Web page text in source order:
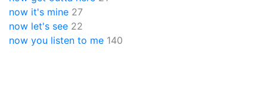
now it's mine 27
now let's see 22
now you listen to me 140